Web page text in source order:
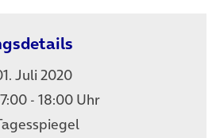
Juli 2020
17:00 - 18:00 Uhr